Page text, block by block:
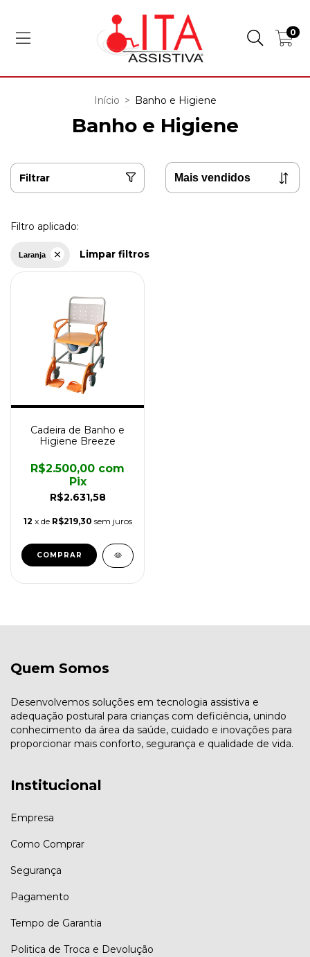
0
Início > Banho e Higiene
Banho e Higiene
Filtrar
Filtro aplicado:
Laranja Limpar filtros
Cadeira de Banho e
Higiene Breeze
R$2.631,58
R$2.500,00 com
Pix
12 x de R$219,30 sem juros
COMPRAR
Quem Somos
Desenvolvemos soluções em tecnologia assistiva e
adequação postural para crianças com deficiência, unindo
conhecimento da área da saúde, cuidado e inovações para
proporcionar mais conforto, segurança e qualidade de vida.
Institucional
Empresa
Como Comprar
Segurança
Pagamento
Tempo de Garantia
Politica de Troca e Devolução